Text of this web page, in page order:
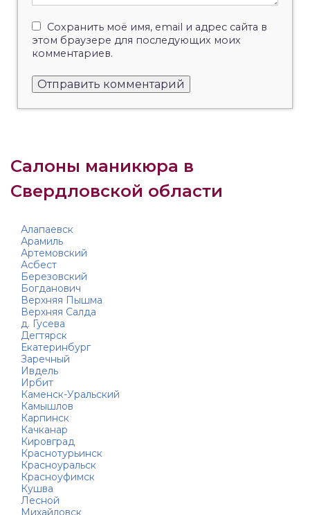
Сохранить моё имя, email и адрес сайта в
этом браузере для последующих моих
комментариев.
Салоны маникюра в
Свердловской области
Алапаевск
Арамиль
Артемовский
Асбест
Березовский
Богданович
Верхняя Пышма
Верхняя Салда
д. Гусева
Дегтярск
Екатеринбург
Заречный
Ивдель
Ирбит
Каменск-Уральский
Камышлов
Карпинск
Качканар
Кировград
Краснотурьинск
Красноуральск
Красноуфимск
Кушва
Лесной
Михайловск